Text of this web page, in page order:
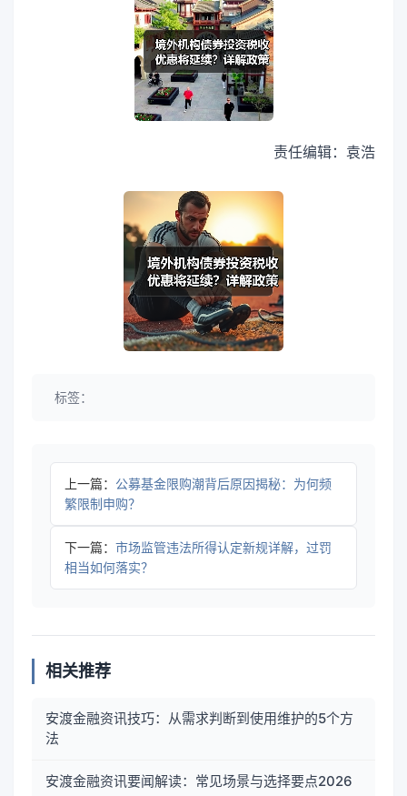
责任编辑：袁浩
标签：
上一篇： 公募基金限购潮背后原因揭秘：为何频
繁限制申购？
下一篇： 市场监管违法所得认定新规详解，过罚
相当如何落实？
相关推荐
安渡金融资讯技巧：从需求判断到使用维护的5个方
法
安渡金融资讯要闻解读：常见场景与选择要点2026